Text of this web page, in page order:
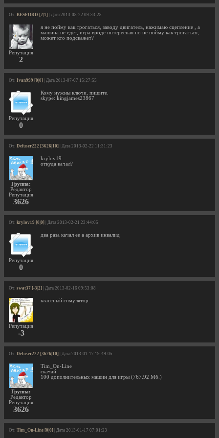
От: BESFORD [2|1] | Дата 2013-08-22 09:33:28
Репутация
2
я не пойму как трогаться, заводу двигатель, нажимаю сцепление , а
машина не едет, игра вроде интересная но не пойму как трогаться,
может кто подскажет?
От: Ivan999 [0|0] | Дата 2013-07-07 15:27:55
Репутация
0
Кому нужны ключи, пишите.
skype: kingjames23867
От: Defuser222 [3626|10] | Дата 2013-02-22 11:31:23
Группа:
Редактор
Репутация
3626
krylov19
откуда качал?
От: krylov19 [0|0] | Дата 2013-02-21 23:44:05
Репутация
0
два раза качал ее а архив инвалид
От: swat37 [-3|2] | Дата 2013-02-16 09:53:08
Репутация
-3
классный симулятор
От: Defuser222 [3626|10] | Дата 2013-01-17 19:49:05
Группа:
Редактор
Репутация
3626
Tim_On-Line
скачай
100 дополнительных машин для игры (767.92 Мб.)
От: Tim_On-Line [0|0] | Дата 2013-01-17 07:01:23